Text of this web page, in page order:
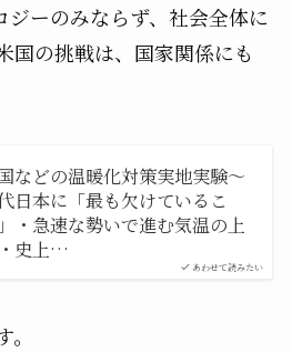
ジーのみならず、社会全体に
国の挑戦は、国家関係にも
あわせて読みたい
などの温暖化対策実地実験〜
日本に「最も欠けているこ
・急速な勢いで進む気温の上
史上…